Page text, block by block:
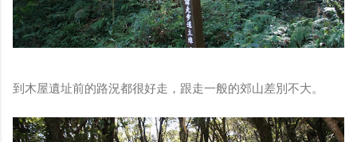
到木屋遺址前的路況都很好走，跟走一般的郊山差別不大。